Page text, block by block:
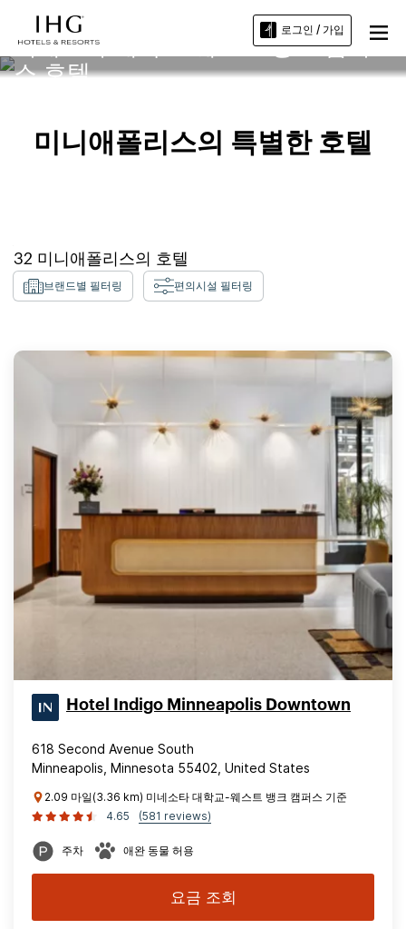
로그인 / 가입
미네소타 대학교-웨스트 뱅크 캠퍼
스 호텔
미니애폴리스의 특별한 호텔
32 미니애폴리스의 호텔
브랜드별 필터링 편의시설 필터링
Hotel Indigo Minneapolis Downtown
618 Second Avenue South
Minneapolis, Minnesota 55402, United States
2.09 마일(3.36 km) 미네소타 대학교-웨스트 뱅크 캠퍼스 기준
4.65
(581 reviews)
주차 애완 동물 허용
요금 조회